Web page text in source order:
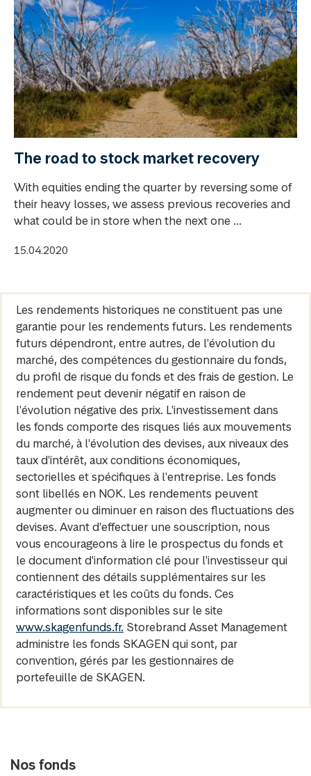
The road to stock market recovery
With equities ending the quarter by reversing some of
their heavy losses, we assess previous recoveries and
what could be in store when the next one ...
15.04.2020
Les rendements historiques ne constituent pas une
garantie pour les rendements futurs. Les rendements
futurs dépendront, entre autres, de l'évolution du
marché, des compétences du gestionnaire du fonds,
du profil de risque du fonds et des frais de gestion. Le
rendement peut devenir négatif en raison de
l'évolution négative des prix. L'investissement dans
les fonds comporte des risques liés aux mouvements
du marché, à l'évolution des devises, aux niveaux des
taux d'intérêt, aux conditions économiques,
sectorielles et spécifiques à l'entreprise. Les fonds
sont libellés en NOK. Les rendements peuvent
augmenter ou diminuer en raison des fluctuations des
devises. Avant d'effectuer une souscription, nous
vous encourageons à lire le prospectus du fonds et
le document d'information clé pour l'investisseur qui
contiennent des détails supplémentaires sur les
caractéristiques et les coûts du fonds. Ces
informations sont disponibles sur le site
www.skagenfunds.fr. Storebrand Asset Management
administre les fonds SKAGEN qui sont, par
convention, gérés par les gestionnaires de
portefeuille de SKAGEN.
Nos fonds